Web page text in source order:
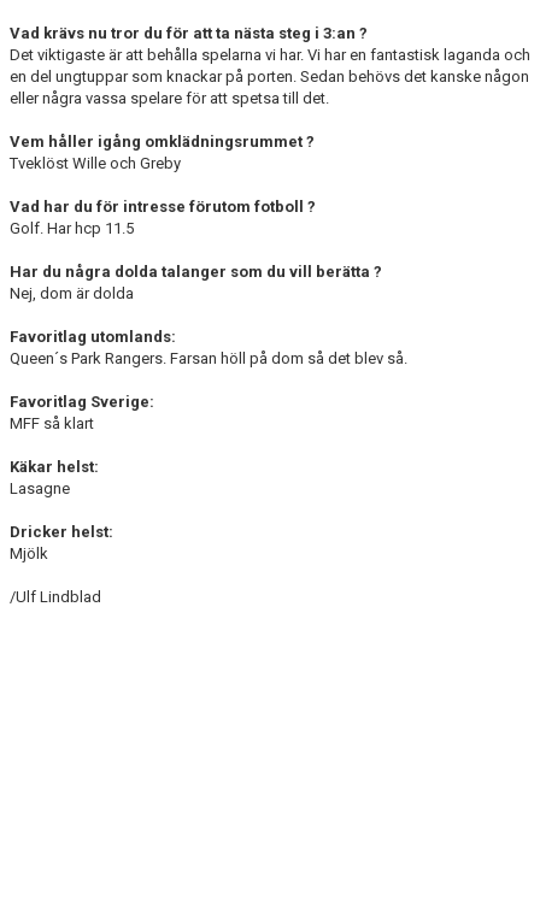
Vad krävs nu tror du för att ta nästa steg i 3:an ?
Det viktigaste är att behålla spelarna vi har. Vi har en fantastisk laganda och
en del ungtuppar som knackar på porten. Sedan behövs det kanske någon
eller några vassa spelare för att spetsa till det.
Vem håller igång omklädningsrummet ?
Tveklöst Wille och Greby
Vad har du för intresse förutom fotboll ?
Golf. Har hcp 11.5
Har du några dolda talanger som du vill berätta ?
Nej, dom är dolda
Favoritlag utomlands:
Queen´s Park Rangers. Farsan höll på dom så det blev så.
Favoritlag Sverige:
MFF så klart
Käkar helst:
Lasagne
Dricker helst:
Mjölk
/Ulf Lindblad